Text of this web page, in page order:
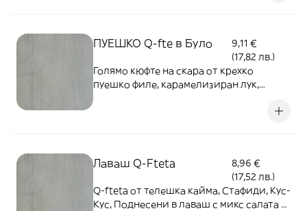
ПУЕШКО Q-fte в Було
9,11 €
(17,82 лв.)
Голямо кюфте на скара от крехко
пуешко филе, карамелизиран лук,
Лаваш Q-Fteta
8,96 €
(17,52 лв.)
Q-fteta от телешка кайма, Стафиди, Кус-
Кус, Поднесени в лаваш с микс салата -